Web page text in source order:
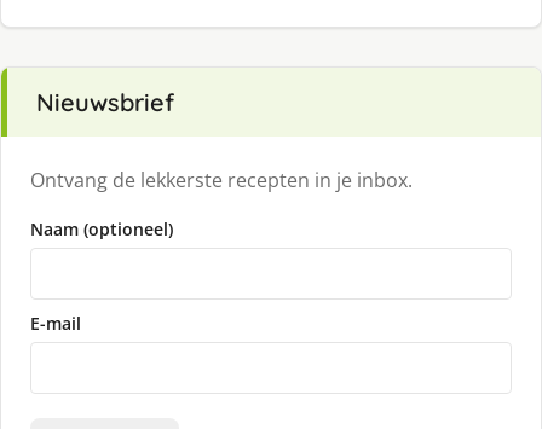
Nieuwsbrief
Ontvang de lekkerste recepten in je inbox.
Naam (optioneel)
E-mail